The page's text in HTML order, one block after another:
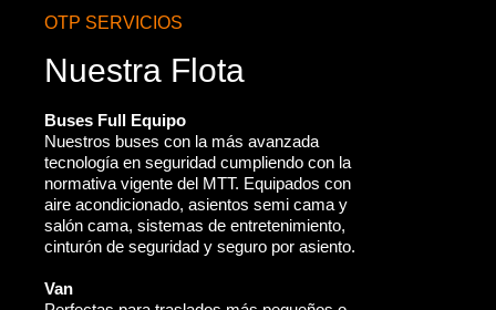
OTP SERVICIOS
Nuestra Flota
Buses Full Equipo
Nuestros buses con la más avanzada
tecnología en seguridad cumpliendo con la
normativa vigente del MTT. Equipados con
aire acondicionado, asientos semi cama y
salón cama, sistemas de entretenimiento,
cinturón de seguridad y seguro por asiento.
Van